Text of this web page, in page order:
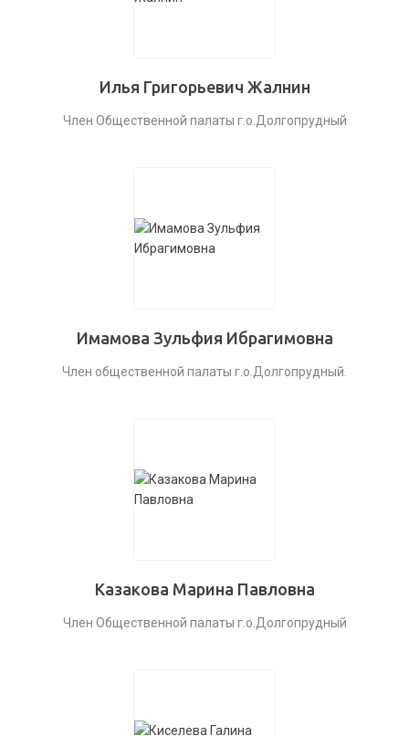
Илья Григорьевич Жалнин
Член Общественной палаты г.о.Долгопрудный
Имамова Зульфия Ибрагимовна
Член общественной палаты г.о.Долгопрудный.
Казакова Марина Павловна
Член Общественной палаты г.о.Долгопрудный